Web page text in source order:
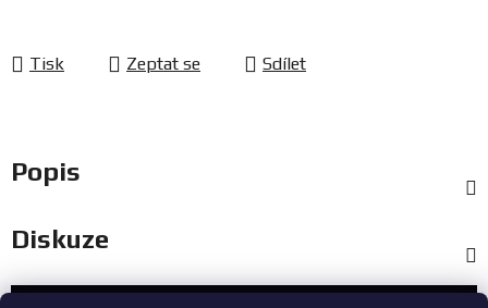
Tisk Zeptat se Sdílet
Popis
Diskuze